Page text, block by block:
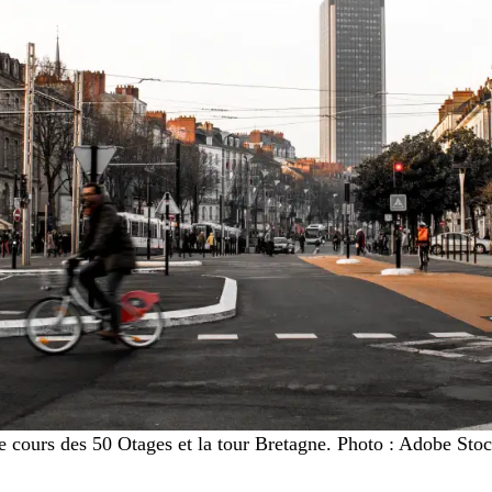
cours des 50 Otages et la tour Bretagne. Photo : Adobe